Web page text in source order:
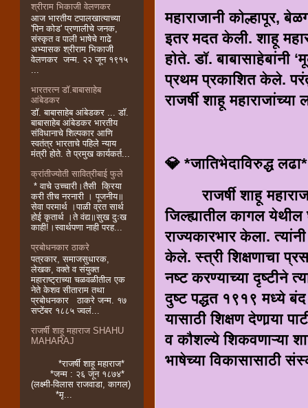
महाराजानी कोल्हापूर,
इतर मदत केली. शाहू
होते. डॉ. बाबासाहेबांनी
प्रथम प्रकाशित केले.
राजर्षी शाहू
💎 *जातिभेदाविरुद्ध लढा*
राजर्षी शाहू
जिल्ह्यातील कागल येथील
राज्यकारभार केला.
केले. स्त्री शिक्षणाचा
नष्ट करण्याच्या दृष्टीने
दुष्ट पद्धत १९१९ मध्ये बंद
यासाठी शिक्षण देणार्‍या
व कौशल्ये शिकवणाऱ्या
भाषेच्या विकासासाठी
श्रीराम भिकाजी वेलणकर
आज भारतीय टपालखात्याच्या
'पिन कोड' प्रणालीचे जनक,
संस्कृत व पाली भाषेचे गाढे
अभ्यासक श्रीराम भिकाजी
वेलणकर जन्म. २२ जून १९१५
...
भारतरत्न डॉ.बाबासाहेब
आंबेडकर
डॉ. बाबासाहेब आंबेडकर ... डॉ.
बाबासाहेब आंबेडकर भारतीय
संविधानाचे शिल्पकार आणि
स्वतंत्र भारताचे पहिले न्याय
मंत्री होते. ते प्रमुख कार्यकर्त...
क्रांतीज्योती सावित्रीबाई फुले
* वाचे उच्चारी।तैसी क्रिया
करी तीच नरनारी । पूजनीय॥
सेवा परमार्थ ।पाळी व्रत सार्थ
होई कृतार्थ ।ते वंद्य॥सुख दुःख
काही!।स्वार्थपणा नाही परह...
प्रबोधनकार ठाकरे
पत्रकार, समाजसुधारक,
लेखक, वक्ते व संयुक्त
महाराष्ट्राच्या चळवळीतील एक
नेते केशव सीताराम तथा
प्रबोधनकार ठाकरे जन्म. १७
सप्टेंबर १८८५ ज्वलं...
राजर्षी शाहू महाराज SHAHU
MAHARAJ
*राजर्षी शाहू महाराज*
*जन्म : २६ जून १८७४*
(लक्ष्मी-विलास राजवाडा, कागल)
*मृ...